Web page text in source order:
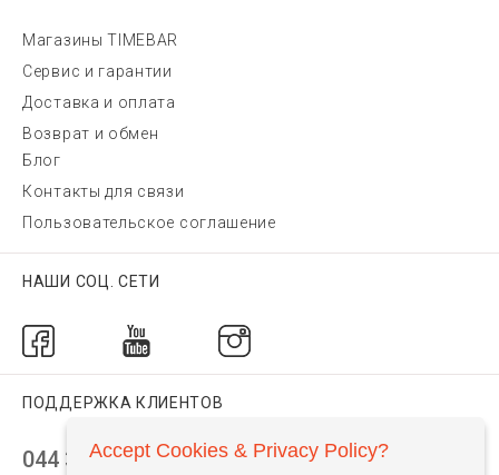
Магазины TIMEBAR
Сервис и гарантии
Доставка и оплата
Возврат и обмен
Блог
Контакты для связи
Пользовательское соглашение
НАШИ СОЦ. СЕТИ
ПОДДЕРЖКА КЛИЕНТОВ
044 392 44 45
Accept Cookies & Privacy Policy?